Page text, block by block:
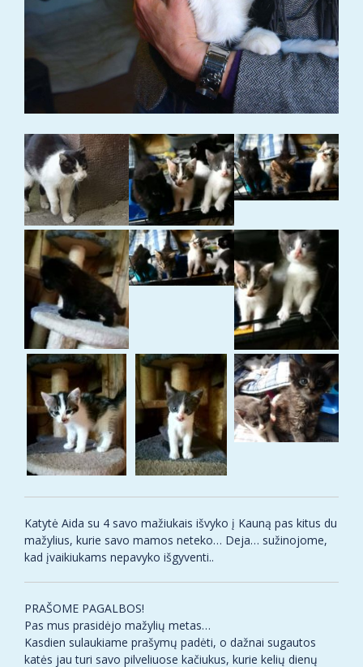
Katytė Aida su 4 savo mažiukais išvyko į Kauną pas kitus du
mažylius, kurie savo mamos neteko… Deja… sužinojome,
kad įvaikiukams nepavyko išgyventi..
PRAŠOME PAGALBOS!
Pas mus prasidėjo mažylių metas…
Kasdien sulaukiame prašymų padėti, o dažnai sugautos
katės jau turi savo pilveliuose kačiukus, kurie kelių dienų